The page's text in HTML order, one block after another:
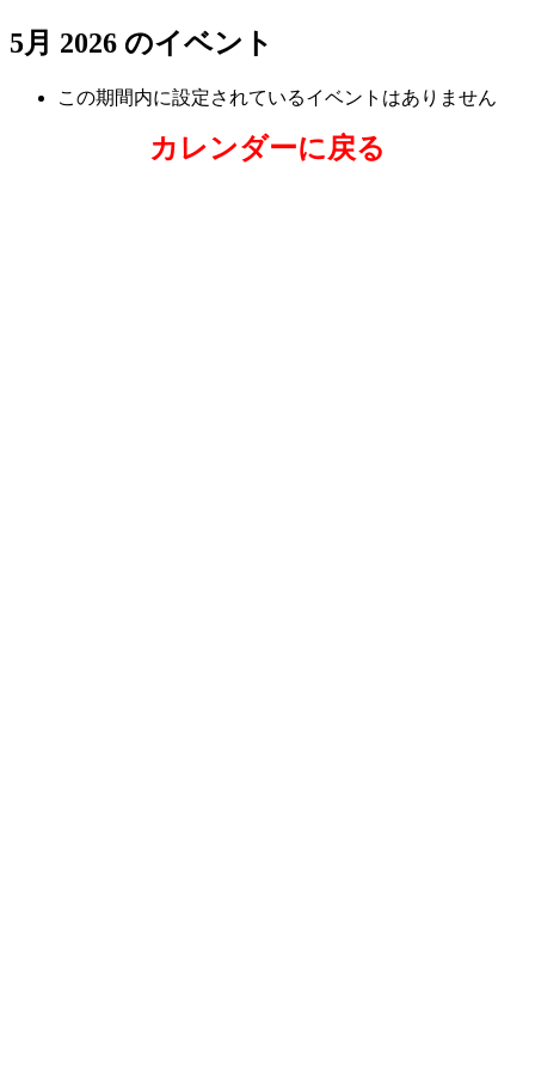
5月 2026 のイベント
この期間内に設定されているイベントはありません
カレンダーに戻る